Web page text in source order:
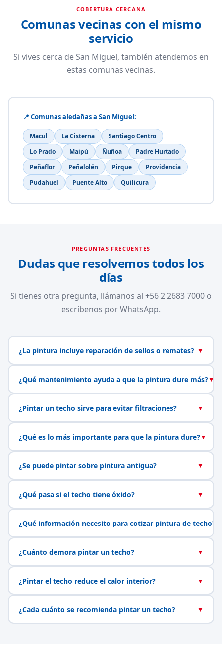
COBERTURA CERCANA
Comunas vecinas con el mismo
servicio
Si vives cerca de San Miguel, también atendemos en
estas comunas vecinas.
📍 Comunas aledañas a San Miguel:
Macul La Cisterna
Santiago Centro
Lo Prado
Maipú Ñuñoa
Padre Hurtado
Peñaflor
Peñalolén Pirque
Providencia
Pudahuel
Puente Alto Quilicura
PREGUNTAS FRECUENTES
Dudas que resolvemos todos los
días
Si tienes otra pregunta, llámanos al +56 2 2683 7000 o
escríbenos por WhatsApp.
¿La pintura incluye reparación de sellos o remates? ▼
¿Qué mantenimiento ayuda a que la pintura dure más?▼
¿Pintar un techo sirve para evitar filtraciones? ▼
¿Qué es lo más importante para que la pintura dure?▼
¿Se puede pintar sobre pintura antigua? ▼
¿Qué pasa si el techo tiene óxido? ▼
¿Qué información necesito para cotizar pintura de techo?
¿Cuánto demora pintar un techo? ▼
¿Pintar el techo reduce el calor interior? ▼
¿Cada cuánto se recomienda pintar un techo? ▼